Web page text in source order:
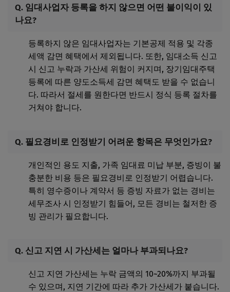
Q. 임대사업자 등록을 하지 않으면 어떤 불이익이 있
나요?
등록하지 않은 임대사업자는 기본공제 적용 및 각종
세액 감면 혜택에서 제외됩니다. 또한, 임대소득 신고
시 신고 누락과 가산세 위험이 커지며, 장기임대주택
등록에 따른 양도소득세 감면 혜택도 받을 수 없습니
다. 따라서 절세를 원한다면 반드시 정식 등록 절차를
거쳐야 합니다.
Q. 필요경비로 인정받기 어려운 항목은 무엇인가요?
개인적인 용도 지출, 가족 임대료 미납 부분, 증빙이 불
충분한 비용 등은 필요경비로 인정받기 어렵습니다.
특히 영수증이나 계약서 등 증빙 자료가 없는 경비는
세무조사 시 인정받기 힘들어, 모든 경비는 철저한 증
빙 관리가 필요합니다.
Q. 신고 지연 시 가산세는 얼마나 부과되나요?
신고 지연 가산세는 누락 금액의 10~20%까지 부과될
수 있으며, 지연 기간에 따라 추가 가산세가 붙습니다.